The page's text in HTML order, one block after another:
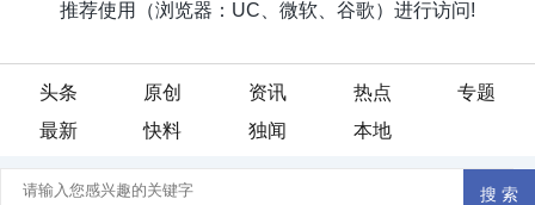
头条 原创 资讯 热点
专题
最新
快料 独闻 本地